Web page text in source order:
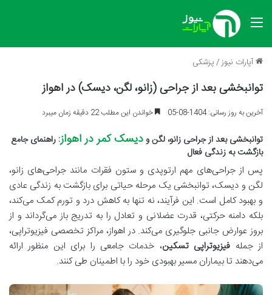
منو
آپارات نیوز/پزشکی
توانبخشی بعد از جراحی (زانو، لگن، دیسک) در اهواز
آخرین به روز رسانی: 1404-08-05 خواندن این مطلب 22 دقیقه زمان میبرد
توانبخشی بعد از جراحی زانو، لگن ودیسک کمر در اهواز: راهنمای جامع
بازگشت به زندگی فعال
پس از جراحی‌های مهم ارتوپدی و ستون فقرات مانند جراحی‌های زانو،
لگن و دیسک، توانبخشی یک مرحله حیاتی برای بازگشت به زندگی عادی
و بهبود کامل است. این فرآیند، نه تنها به کاهش درد و تورم کمک می‌کند،
بلکه دامنه حرکتی، قدرت عضلانی و تعادل را به تدریج باز می‌گرداند و از
بروز عوارض جانبی جلوگیری می‌کند. در اهواز، مراکز تخصصی فیزیوتراپی،
از جمله فیزیوتراپی تسکین، خدمات جامعی را برای این منظور ارائه
می‌دهند تا بیماران مسیر بهبودی خود را با اطمینان طی کنند.